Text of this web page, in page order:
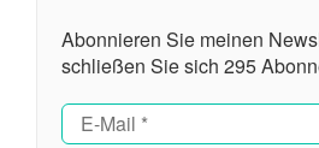
Abonnieren Sie meinen
schließen Sie sich 295